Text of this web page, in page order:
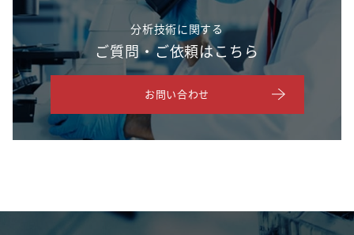
分析技術に関する
ご質問・ご依頼はこちら
お問い合わせ